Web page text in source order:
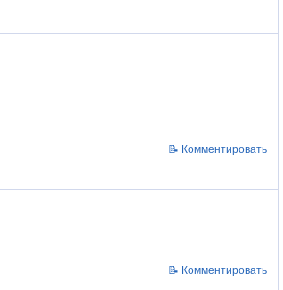
📝 Комментировать
📝 Комментировать